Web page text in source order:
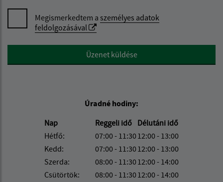
Megismerkedtem a személyes adatok
feldolgozásával
Google reCaptcha ResponseÜzenet küldése
Úradné hodiny:
Nap
Reggeli idő Délutáni idő
Hétfő:
07:00 - 11:3012:00 - 13:00
Kedd:
07:00 - 11:3012:00 - 13:00
Szerda:
08:00 - 11:3012:00 - 14:00
Csütörtök:
08:00 - 11:3012:00 - 14:00